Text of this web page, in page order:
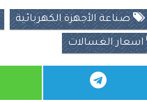
صناعة الأجهزة الكهربائية
اسعار الغسالات